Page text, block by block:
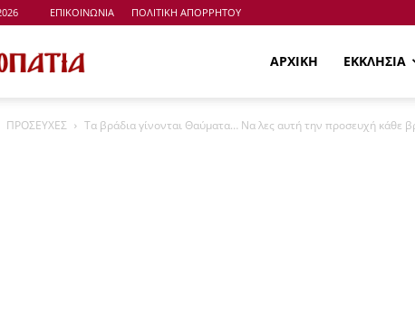
ΕΠΙΚΟΙΝΩΝΙΑ ΠΟΛΙΤΙΚΗ ΑΠΟΡΡΗΤΟΥ
Μονοπάτια
ΑΡΧΙΚΗ ΕΚΚΛΗΣΙΑ
ΠΡΟΣΕΥΧΕΣ Τα βράδια γίνονται Θαύματα… Να λες αυτή την προσευχή κάθε